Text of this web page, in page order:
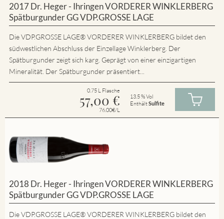
2017 Dr. Heger - Ihringen VORDERER WINKLERBERG
Spätburgunder GG VDP.GROSSE LAGE
Die VDP.GROSSE LAGE® VORDERER WINKLERBERG bildet den
südwestlichen Abschluss der Einzellage Winklerberg. Der
Spätburgunder zeigt sich karg. Geprägt von einer einzigartigen
Mineralität. Der Spätburgunder präsentiert...
0.75 L Flasche
57,00 €
76.00€/L
13.5 % Vol
EnthältSulfite
2018 Dr. Heger - Ihringen VORDERER WINKLERBERG
Spätburgunder GG VDP.GROSSE LAGE
Die VDP.GROSSE LAGE® VORDERER WINKLERBERG bildet den